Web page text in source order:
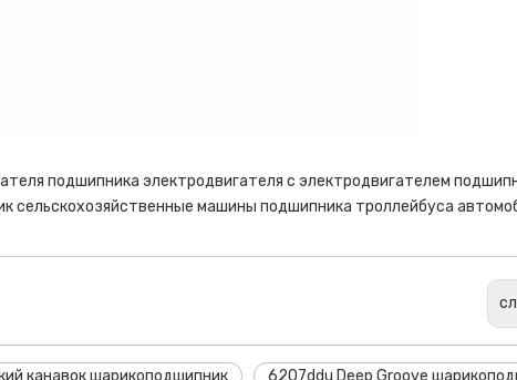
подшипника электродвигателя с электродвигателем
сельскохозяйственные машины подшипника троллейбуса